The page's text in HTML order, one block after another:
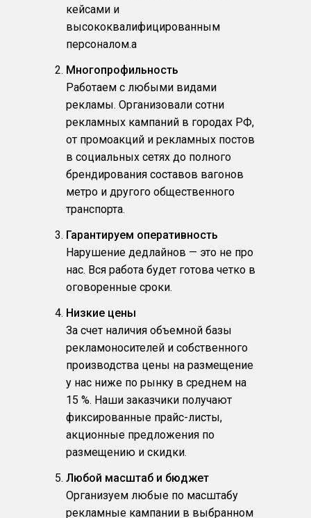
кейсами и
высококвалифицированным
персоналом.a
Многопрофильность
Работаем с любыми видами
рекламы. Организовали сотни
рекламных кампаний в городах РФ,
от промоакций и рекламных постов
в социальных сетях до полного
брендирования составов вагонов
метро и другого общественного
транспорта.
Гарантируем оперативность
Нарушение дедлайнов — это не про
нас. Вся работа будет готова четко в
оговоренные сроки.
Низкие цены
За счет наличия объемной базы
рекламоносителей и собственного
производства цены на размещение
у нас ниже по рынку в среднем на
15 %. Наши заказчики получают
фиксированные прайс-листы,
акционные предложения по
размещению и скидки.
Любой масштаб и бюджет
Организуем любые по масштабу
рекламные кампании в выбранном